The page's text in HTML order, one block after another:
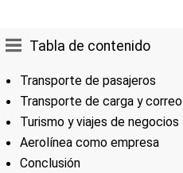
Tabla de contenido
Transporte de pasajeros
Transporte de carga y correo
Turismo y viajes de negocios
Aerolínea como empresa
Conclusión